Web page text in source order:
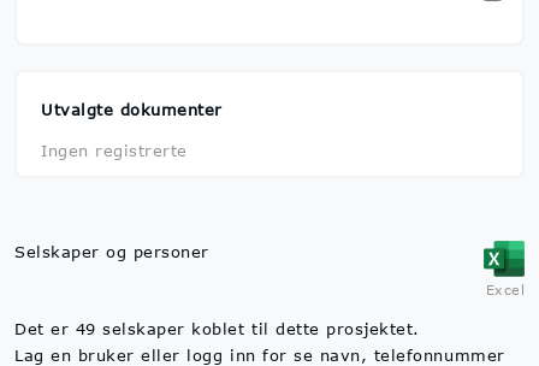
Utvalgte dokumenter
Ingen registrerte
Selskaper og personer
Excel
Det er 49 selskaper koblet til dette prosjektet.
Lag en bruker eller logg inn for se navn, telefonnummer